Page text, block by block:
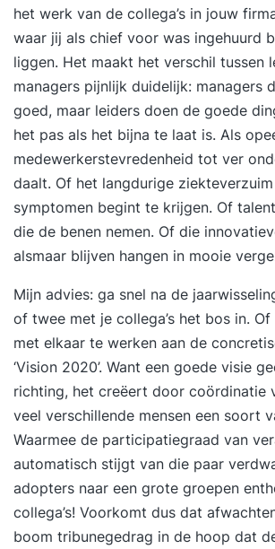
het werk van de collega’s in jouw
waar jij als chief voor was ingehuurd
liggen. Het maakt het verschil tussen
managers pijnlijk duidelijk: managers
goed, maar leiders doen de goede
het pas als het bijna te laat is. Als
medewerkerstevredenheid tot ver
daalt. Of het langdurige
symptomen begint te krijgen. Of
die de benen nemen. Of die
alsmaar blijven hangen in mooie
Mijn advies: ga snel na de
of twee met je collega’s het bos in.
met elkaar te werken aan de
‘Vision 2020’. Want een goede visie
richting, het creëert door coördinatie
veel verschillende mensen een soort
Waarmee de participatiegraad van
automatisch stijgt van die paar
adopters naar een grote groepen
collega’s! Voorkomt dus dat
boom tribunegedrag in de hoop dat